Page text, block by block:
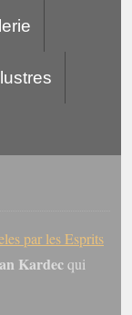
par les Esprits
Kardecqui